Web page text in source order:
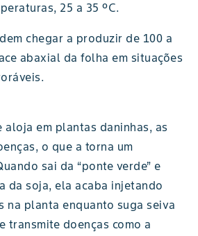
25 a 35 ºC.
chegar a produzir de 100 a
abaxial da folha em situações
aloja em plantas daninhas, as
o que a torna um
sai da “ponte verde” e
da soja, ela acaba injetando
na planta enquanto suga seiva
transmite doenças como a